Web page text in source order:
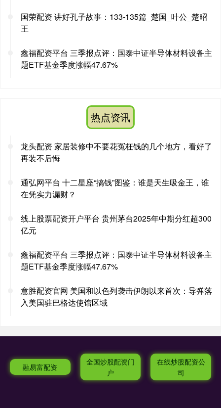
国荣配资 讲好孔子故事：133-135篇_楚国_叶公_楚昭
王
鑫福配资平台 三季报点评：国泰中证半导体材料设备主
题ETF基金季度涨幅47.67%
热点资讯
龙头配资 家居装修中不要花冤枉钱的几个地方，看好了
再装不后悔
通弘网平台 十二星座“搞钱”图鉴：谁是天生吸金王，谁
在凭实力漏财？
线上股票配资开户平台 贵州茅台2025年中期分红超300
亿元
鑫福配资平台 三季报点评：国泰中证半导体材料设备主
题ETF基金季度涨幅47.67%
意胜配资官网 美国和以色列袭击伊朗以来首次：导弹落
入美国驻巴格达使馆区域
融易富配资
全国炒股配资门
户
在线炒股配资公
司